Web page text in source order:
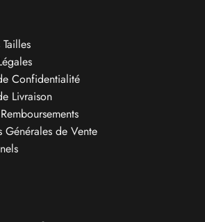
Confidentialité
Livraison
Générales de Vente